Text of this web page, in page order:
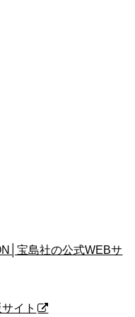
宝島社の公式WEBサ
イト